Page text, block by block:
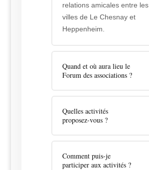
relations amicales entre les
villes de Le Chesnay et
Heppenheim.
Quand et où aura lieu le
Forum des associations ?
Quelles activités
proposez-vous ?
Comment puis-je
participer aux activités ?